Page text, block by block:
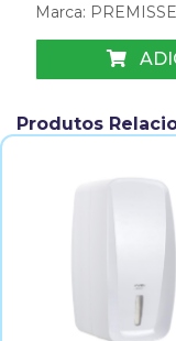
Marca: PREMISSE
Produtos